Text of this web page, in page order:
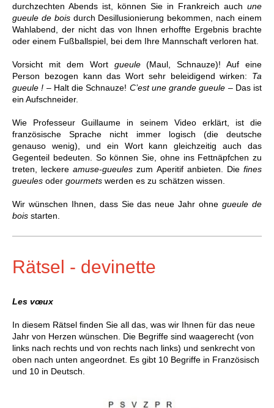
durchzechten Abends ist, können Sie in Frankreich auch une
gueule de boisdurch Desillusionierung bekommen, nach einem
Wahlabend, der nicht das von Ihnen erhoffte Ergebnis brachte
oder einem Fußballspiel, bei dem Ihre Mannschaft verloren hat.
Vorsicht mit dem Wort gueule(Maul, Schnauze)! Auf eine
Person bezogen kann das Wort sehr beleidigend wirken: Ta
gueule ! – Halt die Schnauze! C’est une grande gueule – Das ist
ein Aufschneider.
Wie Professeur Guillaume in seinem Video erklärt, ist die
französische Sprache nicht immer logisch (die deutsche
genauso wenig), und ein Wort kann gleichzeitig auch das
Gegenteil bedeuten. So können Sie, ohne ins Fettnäpfchen zu
treten, leckereamuse-gueules zum Aperitif anbieten. Diefines
gueules oder gourmets werden es zu schätzen wissen.
Wir wünschen Ihnen, dass Sie das neue Jahr ohnegueule de
bois starten.
Rätsel - devinette
Les vœux
In diesem Rätsel finden Sie all das, was wir Ihnen für das neue
Jahr von Herzen wünschen. Die Begriffe sind waagerecht (von
links nach rechts und von rechts nach links) und senkrecht von
oben nach unten angeordnet. Es gibt 10 Begriffe in Französisch
und 10 in Deutsch.